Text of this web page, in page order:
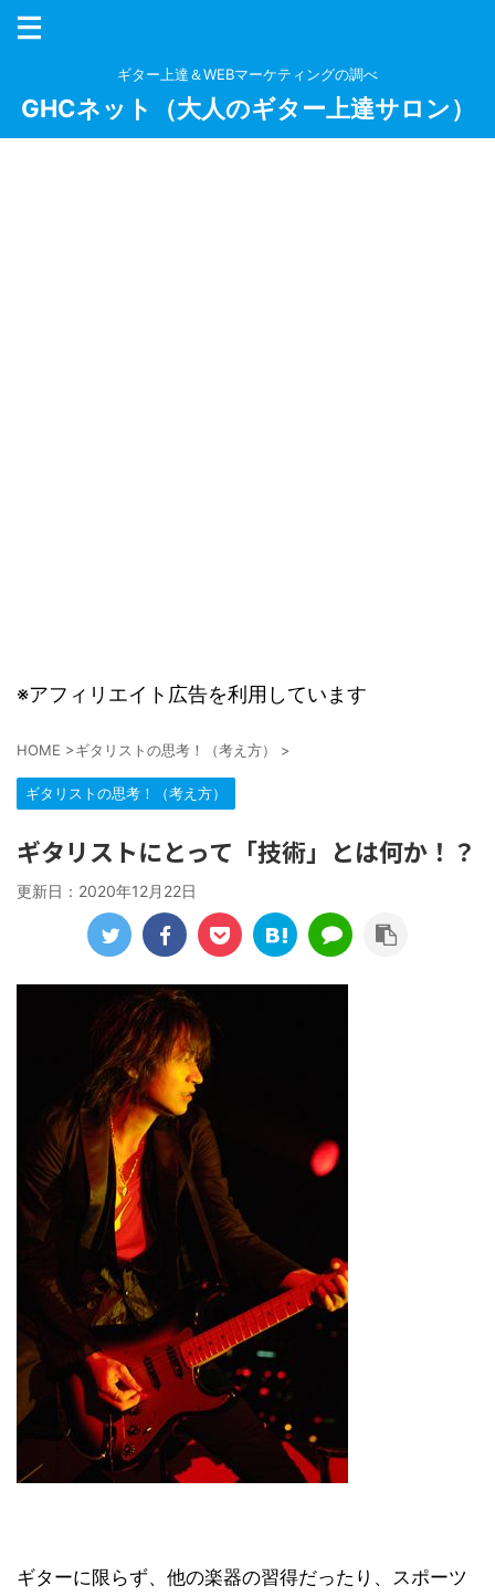
ギター上達＆WEBマーケティングの調べ
GHCネット（大人のギター上達サロン）
※アフィリエイト広告を利用しています
HOME >ギタリストの思考！（考え方） >
ギタリストの思考！（考え方）
ギタリストにとって「技術」とは何か！？
更新日： 2020年12月22日
ギターに限らず、他の楽器の習得だったり、スポーツ